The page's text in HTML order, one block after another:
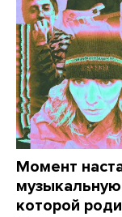
Момент
которой